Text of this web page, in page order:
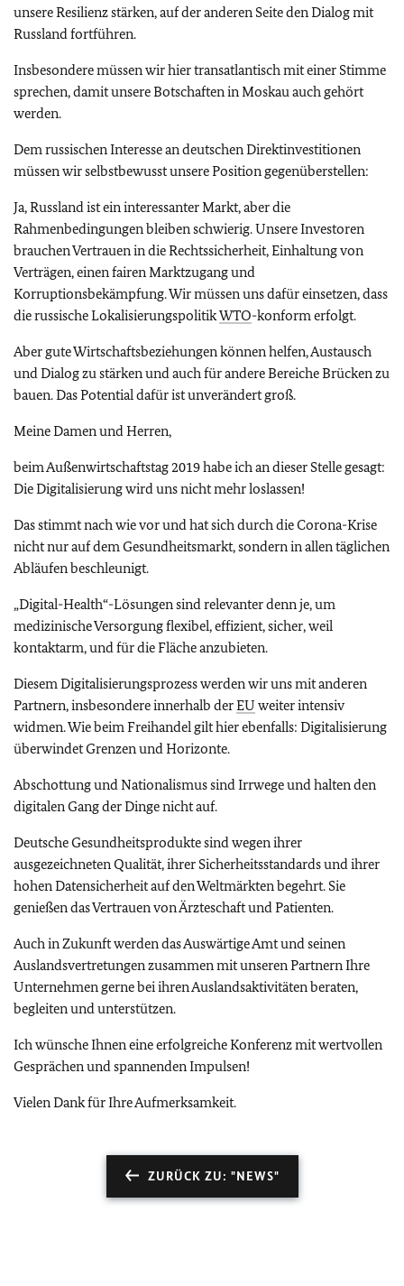
unsere Resilienz stärken, auf der anderen Seite den Dialog mit
Russland fortführen.
Insbesondere müssen wir hier transatlantisch mit einer Stimme
sprechen, damit unsere Botschaften in Moskau auch gehört
werden.
Dem russischen Interesse an deutschen Direktinvestitionen
müssen wir selbstbewusst unsere Position gegenüberstellen:
Ja, Russland ist ein interessanter Markt, aber die
Rahmenbedingungen bleiben schwierig. Unsere Investoren
brauchen Vertrauen in die Rechtssicherheit, Einhaltung von
Verträgen, einen fairen Marktzugang und
Korruptionsbekämpfung. Wir müssen uns dafür einsetzen, dass
die russische LokalisierungspolitikWTO-konform erfolgt.
Aber gute Wirtschaftsbeziehungen können helfen, Austausch
und Dialog zu stärken und auch für andere Bereiche Brücken zu
bauen. Das Potential dafür ist unverändert groß.
Meine Damen und Herren,
beim Außenwirtschaftstag 2019 habe ich an dieser Stelle gesagt:
Die Digitalisierung wird uns nicht mehr loslassen!
Das stimmt nach wie vor und hat sich durch die Corona-Krise
nicht nur auf dem Gesundheitsmarkt, sondern in allen täglichen
Abläufen beschleunigt.
„Digital-Health“-Lösungen sind relevanter denn je, um
medizinische Versorgung flexibel, effizient, sicher, weil
kontaktarm, und für die Fläche anzubieten.
Diesem Digitalisierungsprozess werden wir uns mit anderen
Partnern, insbesondere innerhalb derEU weiter intensiv
widmen. Wie beim Freihandel gilt hier ebenfalls: Digitalisierung
überwindet Grenzen und Horizonte.
Abschottung und Nationalismus sind Irrwege und halten den
digitalen Gang der Dinge nicht auf.
Deutsche Gesundheitsprodukte sind wegen ihrer
ausgezeichneten Qualität, ihrer Sicherheitsstandards und ihrer
hohen Datensicherheit auf den Weltmärkten begehrt. Sie
genießen das Vertrauen von Ärzteschaft und Patienten.
Auch in Zukunft werden das Auswärtige Amt und seinen
Auslandsvertretungen zusammen mit unseren Partnern Ihre
Unternehmen gerne bei ihren Auslandsaktivitäten beraten,
begleiten und unterstützen.
Ich wünsche Ihnen eine erfolgreiche Konferenz mit wertvollen
Gesprächen und spannenden Impulsen!
Vielen Dank für Ihre Aufmerksamkeit.
ZURÜCK ZU: "NEWS"